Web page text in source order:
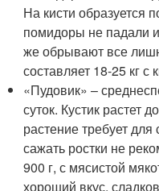
На кисти образуется
помидоры не падали
же обрывают все
составляет 18-25 кг с
«Пудовик» –
суток. Кустик растет
растение требует для
сажать ростки не
900 г, с мясистой
хороший вкус,